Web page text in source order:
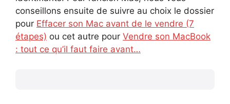
conseillons ensuite de suivre au choix le dossier
pour Effacer son Mac avant de le vendre (7
étapes) ou cet autre pour Vendre son MacBook
: tout ce qu’il faut faire avant…